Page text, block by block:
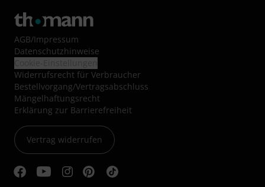
AGB/Impressum
Datenschutzhinweise
Widerrufsrecht für Verbraucher
Bestellvorgang/Vertragsabschluss
Mängelhaftungsrecht
Erklärung zur Barrierefreiheit
Vertrag widerrufen